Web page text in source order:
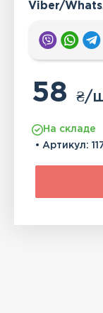
Viber/
58₴/
На складе
• Артикул: